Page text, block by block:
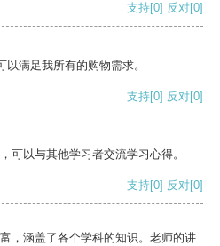
支持[0] 反对[0]
满足我所有的购物需求。
支持[0] 反对[0]
可以与其他学习者交流学习心得。
支持[0] 反对[0]
，涵盖了各个学科的知识。老师的讲